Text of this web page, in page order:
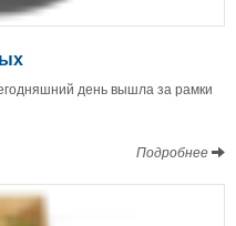
день вышла за рамки
Подробнее